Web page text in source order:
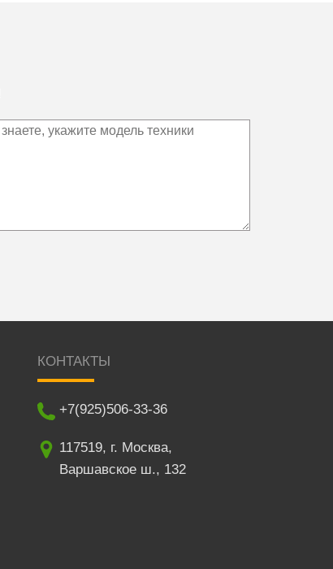
КОНТАКТЫ
+7(925)506-33-36
117519, г. Москва,
Варшавское ш., 132